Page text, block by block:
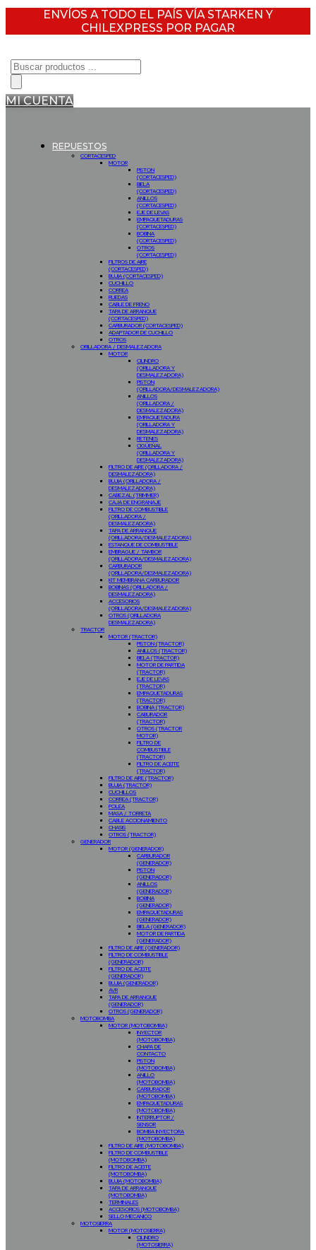
ENVÍOS A TODO EL PAÍS VÍA STARKEN Y
CHILEXPRESS POR PAGAR
Búsqueda
de
productos
MI CUENTA
REPUESTOS
CORTACESPED
MOTOR
PISTON
(CORTACESPED)
BIELA
(CORTACESPED)
ANILLOS
(CORTACESPED)
EJE DE LEVAS
EMPAQUETADURAS
(CORTACESPED)
BOBINA
(CORTACESPED)
OTROS
(CORTACESPED)
FILTROS DE AIRE
(CORTACESPED)
BUJIA (CORTACESPED)
CUCHILLO
CORREA
RUEDAS
CABLE DE FRENO
TAPA DE ARRANQUE
(CORTACESPED)
CARBURADOR (CORTACESPED)
ADAPTADOR DE CUCHILLO
OTROS
ORILLADORA / DESMALEZADORA
MOTOR
CILINDRO
(ORILLADORA Y
DESMALEZADORA)
PISTON
(ORILLADORA/DESMALEZADORA)
ANILLOS
(ORILLADORA /
DESMALEZADORA)
EMPAQUETADURA
(ORILLADORA Y
DESMALEZADORA)
RETENES
CIGÜEÑAL
(ORILLADORA Y
DESMALEZADORA)
FILTRO DE AIRE (ORILLADORA /
DESMALEZADORA)
BUJIA (ORILLADORA /
DESMALEZADORA)
CABEZAL (TRIMMER)
CAJA DE ENGRANAJE
FILTRO DE COMBUSTIBLE
(ORILLADORA /
DESMALEZADORA)
TAPA DE ARRANQUE
(ORILLADORA/DESMALEZADORA)
ESTANQUE DE COMBUSTIBLE
EMBRAGUE / TAMBOR
(ORILLADORA/DESMALEZADORA)
CARBURADOR
(ORILLADORA/DESMALEZADORA)
KIT MEMBRANA CARBURADOR
BOBINAS (ORILLADORA /
DESMALEZADORA)
ACCESORIOS
(ORILLADORA/DESMALEZADORA)
OTROS (ORILLADORA
DESMALEZADORA)
TRACTOR
MOTOR (TRACTOR)
PISTON (TRACTOR)
ANILLOS (TRACTOR)
BIELA (TRACTOR)
MOTOR DE PARTIDA
(TRACTOR)
EJE DE LEVAS
(TRACTOR)
EMPAQUETADURAS
(TRACTOR)
BOBINA (TRACTOR)
CABURADOR
(TRACTOR)
OTROS (TRACTOR
MOTOR)
FILTRO DE
COMBUSTIBLE
(TRACTOR)
FILTRO DE ACEITE
(TRACTOR)
FILTRO DE AIRE (TRACTOR)
BUJIA (TRACTOR)
CUCHILLOS
CORREA (TRACTOR)
POLEA
MASA / TORRETA
CABLE ACCIONAMIENTO
CHASIS
OTROS (TRACTOR)
GENERADOR
MOTOR (GENERADOR)
CARBURADOR
(GENERADOR)
PISTON
(GENERADOR)
ANILLOS
(GENERADOR)
BOBINA
(GENERADOR)
EMPAQUETADURAS
(GENERADOR)
BIELA (GENERADOR)
MOTOR DE PARTIDA
(GENERADOR)
FILTRO DE AIRE (GENERADOR)
FILTRO DE COMBUSTIBLE
(GENERADOR)
FILTRO DE ACEITE
(GENERADOR)
BUJIA (GENERADOR)
AVR
TAPA DE ARRANQUE
(GENERADOR)
OTROS (GENERADOR)
MOTOBOMBA
MOTOR (MOTOBOMBA)
INYECTOR
(MOTOBOMBA)
CHAPA DE
CONTACTO
PISTON
(MOTOBOMBA)
ANILLO
(MOTOBOMBA)
CARBURADOR
(MOTOBOMBA)
EMPAQUETADURAS
(MOTOBOMBA)
INTERRUPTOR /
SENSOR
BOMBA INYECTORA
(MOTOBOMBA)
FILTRO DE AIRE (MOTOBOMBA)
FILTRO DE COMBUSTIBLE
(MOTOBOMBA)
FILTRO DE ACEITE
(MOTOBOMBA)
BUJIA (MOTOBOMBA)
TAPA DE ARRANQUE
(MOTOBOMBA)
TERMINALES
ACCESORIOS (MOTOBOMBA)
SELLO MECANICO
MOTOSIERRA
MOTOR (MOTOSIERRA)
CILINDRO
(MOTOSIERRA)